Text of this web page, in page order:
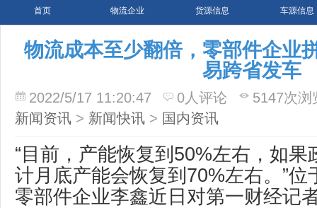
首页 物流企业 货源信息 车源信息
物流成本至少翻倍，零部件企业
易跨省发车
2022/5/17 11:20:47 0人评论
5147次浏
新闻资讯 > 新闻快讯 > 国内资讯
“目前，产能恢复到50%左右，如
计月底产能会恢复到70%左右。”
零部件企业李鑫近日对第一财经记